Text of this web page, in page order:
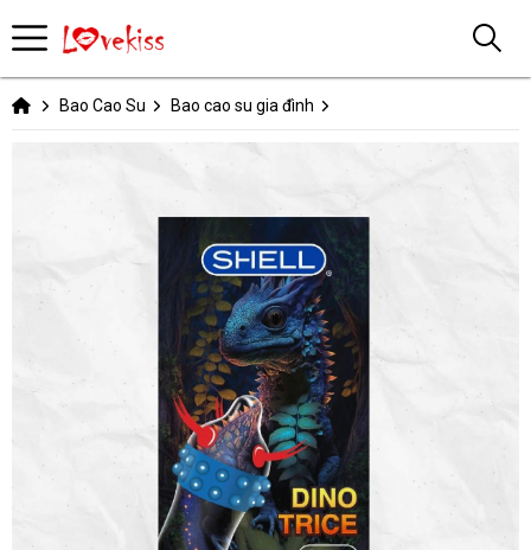
Bao Cao Su Bao cao su gia đình